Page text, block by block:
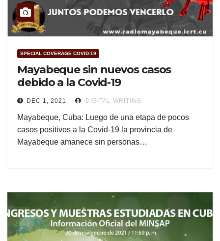
SPECIAL COVERAGE COVID-19
Mayabeque sin nuevos casos
debido a la Covid-19
DEC 1, 2021 DIGITAL WRITING
Mayabeque, Cuba: Luego de una etapa de pocos
casos positivos a la Covid-19 la provincia de
Mayabeque amanece sin personas…